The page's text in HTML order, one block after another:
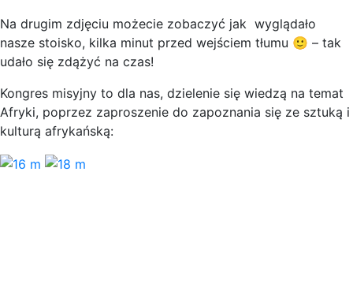
Na drugim zdjęciu możecie zobaczyć jak wyglądało
nasze stoisko, kilka minut przed wejściem tłumu 🙂 – tak
udało się zdążyć na czas!
Kongres misyjny to dla nas, dzielenie się wiedzą na temat
Afryki, poprzez zaproszenie do zapoznania się ze sztuką i
kulturą afrykańską: